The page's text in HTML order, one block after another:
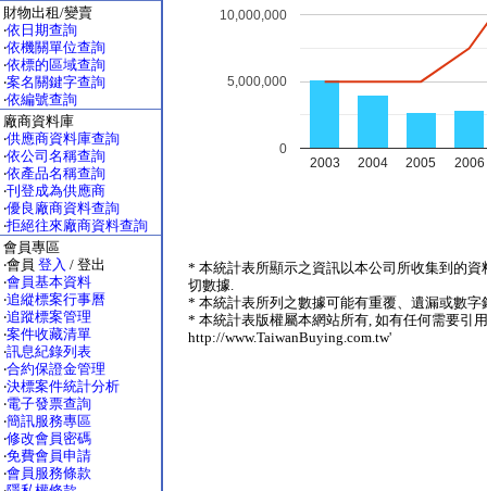
財物出租/變賣
‧依日期查詢
‧依機關單位查詢
‧依標的區域查詢
‧案名關鍵字查詢
‧依編號查詢
廠商資料庫
‧供應商資料庫查詢
‧依公司名稱查詢
‧依產品名稱查詢
‧刊登成為供應商
‧優良廠商資料查詢
‧拒絕往來廠商資料查詢
會員專區
‧會員 登入 / 登出
‧會員基本資料
‧追縱標案行事曆
‧追蹤標案管理
‧案件收藏清單
‧訊息紀錄列表
‧合約保證金管理
‧決標案件統計分析
‧電子發票查詢
‧簡訊服務專區
‧修改會員密碼
‧免費會員申請
‧會員服務條款
2003 2004 2005 2006
0
5,000,000
10,000,000
* 本統計表所顯示之資訊以本公司所收集到的
切數據.
* 本統計表所列之數據可能有重覆、遺漏或數
* 本統計表版權屬本網站所有, 如有任何需要引
http://www.TaiwanBuying.com.tw'